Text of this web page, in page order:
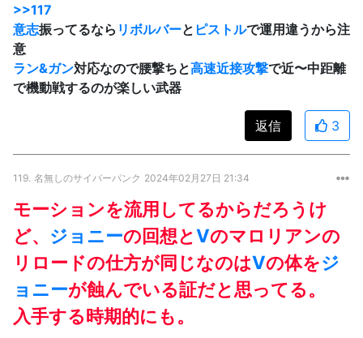
>>117
意志振ってるなら リボルバーと ピストルで運用違うから注
意
ラン&ガン対応なので腰撃ちと高速近接攻撃で近〜中距離
で機動戦するのが楽しい武器
返信 3
119. 名無しのサイバーパンク 2024年02月27日 21:34
モーションを流用してるからだろうけ
ど、 ジョニーの回想とVのマロリアンの
リロードの仕方が同じなのはVの体をジ
ョニーが蝕んでいる証だと思ってる。
入手する時期的にも。